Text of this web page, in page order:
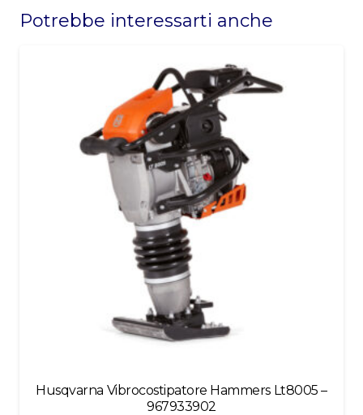
should
Potrebbe interessarti anche
Husqvarna Vibrocostipatore Hammers Lt8005 –
967933902